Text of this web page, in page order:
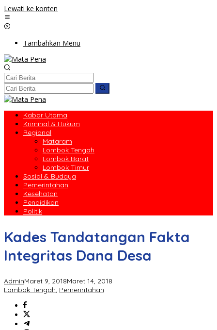
Lewati ke konten
Tambahkan Menu
Kabar Utama
Kriminal & Hukum
Regional
Mataram
Lombok Tengah
Lombok Barat
Lombok Timur
Sosial & Budaya
Pemerintahan
Kesehatan
Pendidikan
Politik
Kades Tandatangan Fakta
Integritas Dana Desa
AdminMaret 9, 2018Maret 14, 2018
Lombok Tengah, Pemerintahan